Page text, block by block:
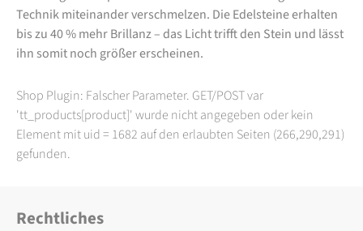
Technik miteinander verschmelzen. Die Edelsteine erhalten
bis zu 40 % mehr Brillanz – das Licht trifft den Stein und lässt
ihn somit noch größer erscheinen.
Shop Plugin: Falscher Parameter. GET/POST var
'tt_products[product]' wurde nicht angegeben oder kein
Element mit uid = 1682 auf den erlaubten Seiten (266,290,291)
gefunden.
Rechtliches